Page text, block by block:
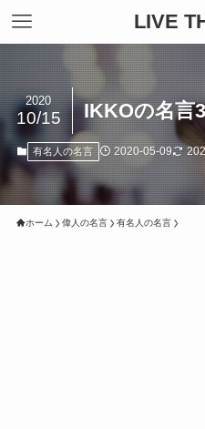
LIVE
IKKOの名言
2020
10/15
有名人の名言 2020-05-09
ホーム 偉人の名言 有名人の名言